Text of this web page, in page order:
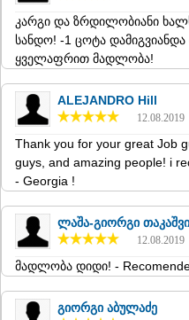
SAMTSKHE-JAVAKHETI
ADIGENI
ASPINDZA
AKHALTSIKHE
BORJOMI
NINOTSMINDA
ABASTUMANI
BAKURIANI
VALE
BOLNISI
GARDABANI
DMANISI
TETRITSKARO
MARNEULI
RUSTAVI
კარგი და ზრდილობიანი
სანდო! -1 ცოტა
ყველაფრით მადლობა!
ALEJANDRO Hill
12.08.2019
Thank you for your great Job
guys, and amazing people! i
- Georgia !
ლაშა-გიორგი
12.08.2019
მადლობა დიდი! -
გიორგი აბულაძე